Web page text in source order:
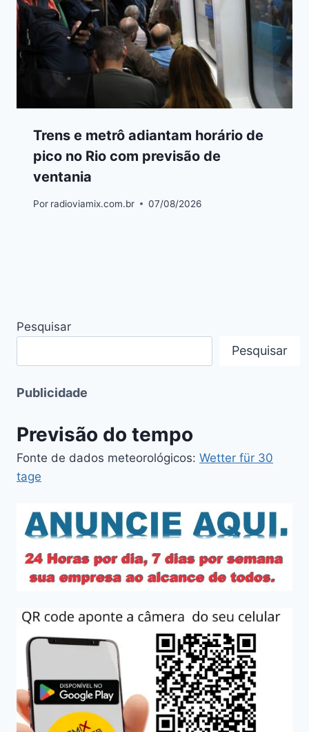
Trens e metrô adiantam horário de
pico no Rio com previsão de
ventania
Por radioviamix.com.br 07/08/2026
Pesquisar
Pesquisar
Publicidade
Previsão do tempo
Fonte de dados meteorológicos: Wetter für 30
tage